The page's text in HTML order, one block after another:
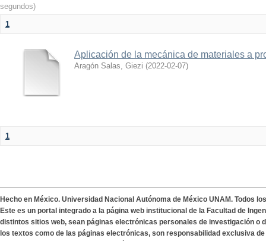
segundos)
1
Aplicación de la mecánica de materiales a
Aragón Salas, Giezi (2022-02-07)
1
Hecho en México. Universidad Nacional Autónoma de México UNAM. Todos
Este es un portal integrado a la página web institucional de la Facultad de
distintos sitios web, sean páginas electrónicas personales de investigación o
los textos como de las páginas electrónicas, son responsabilidad exclusiva